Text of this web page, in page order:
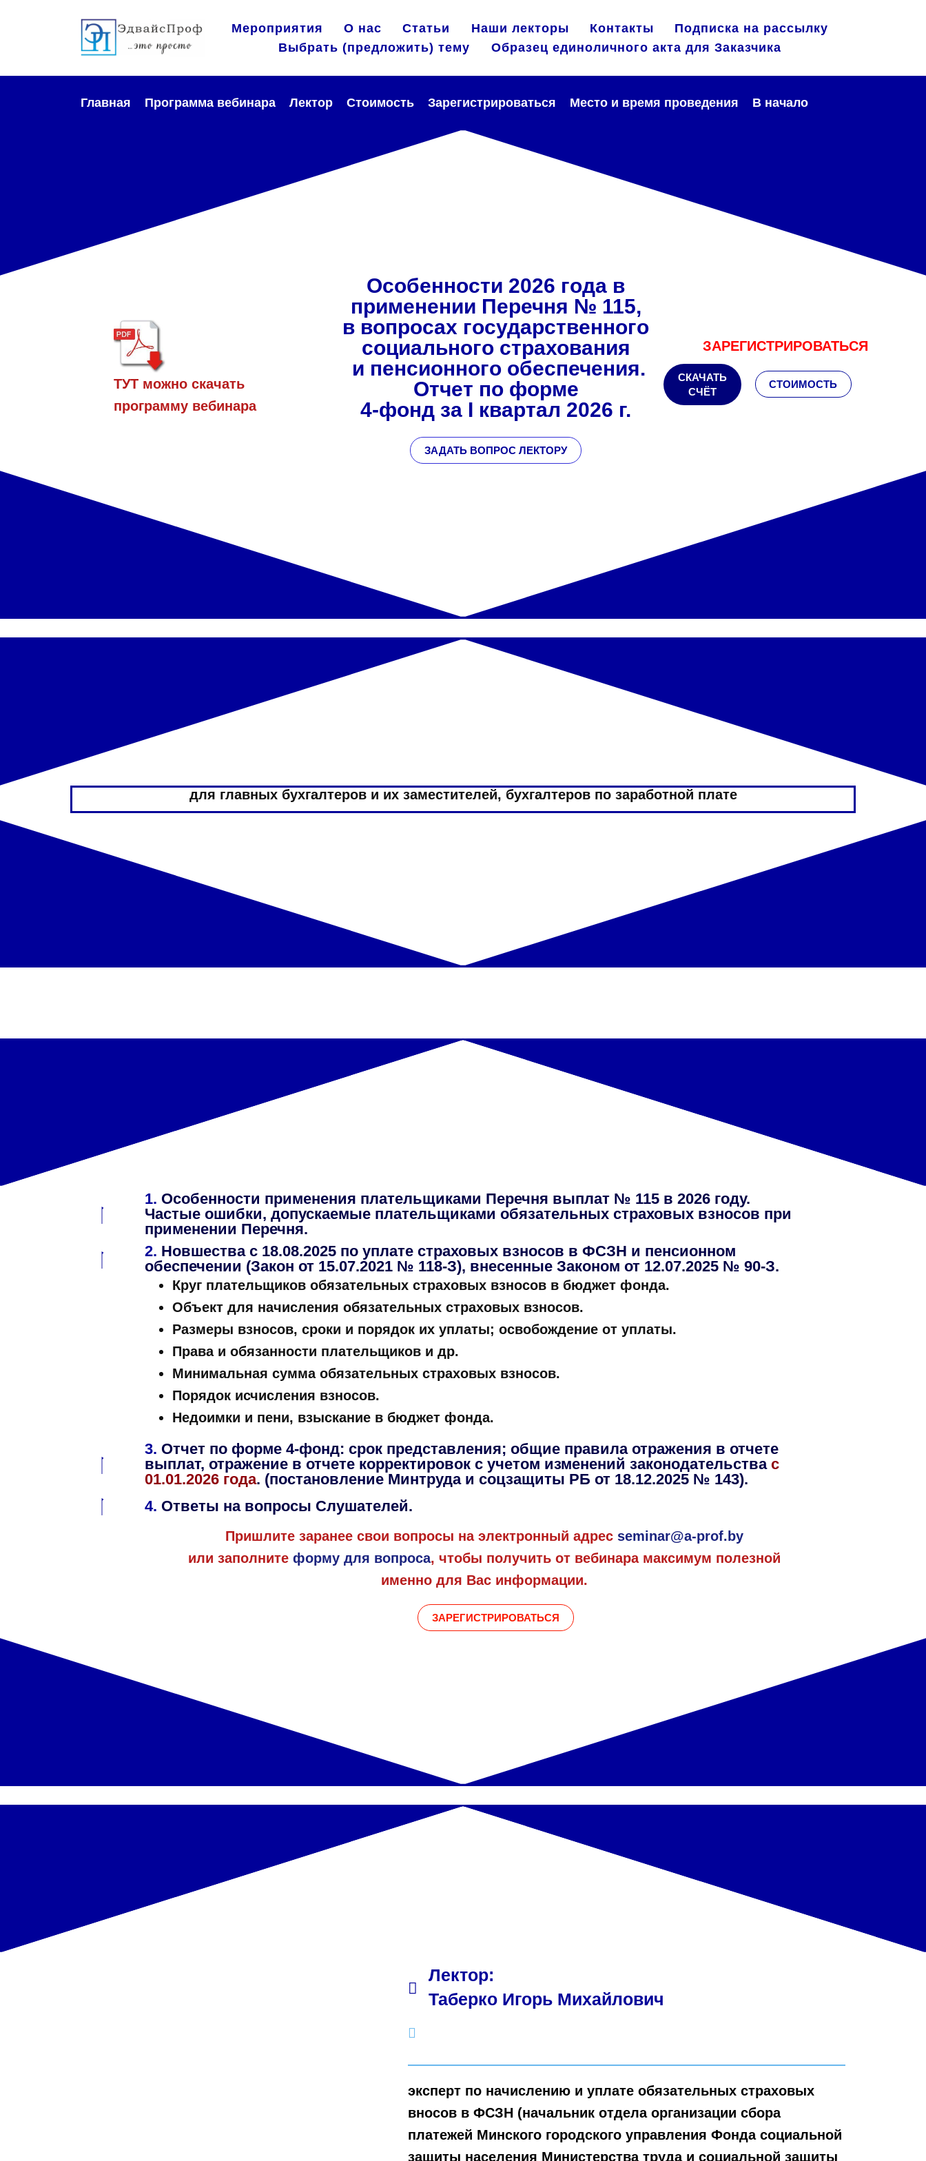
Мероприятия О нас Статьи Наши лекторы Контакты
Подписка на рассылку
Выбрать (предложить) тему
Образец единоличного акта для Заказчика
Главная Программа вебинара Лектор Стоимость Зарегистрироваться Место и время проведения В начало
ТУТ можно скачать
программу вебинара
Особенности 2026 года в
применении Перечня № 115,
в вопросах государственного
социального страхования
и пенсионного обеспечения.
Отчет по форме
4-фонд за I квартал 2026 г.
ЗАДАТЬ ВОПРОС ЛЕКТОРУ
ЗАРЕГИСТРИРОВАТЬСЯ
СКАЧАТЬ
СЧЁТ
СТОИМОСТЬ
для главных бухгалтеров и их заместителей, бухгалтеров по заработной плате
1. Особенности применения плательщиками Перечня выплат № 115 в 2026 году.
Частые ошибки, допускаемые плательщиками обязательных страховых взносов при
применении Перечня.
2. Новшества с 18.08.2025 по уплате страховых взносов в ФСЗН и пенсионном
обеспечении (Закон от 15.07.2021 № 118-З), внесенные Законом от 12.07.2025 № 90-З.
Круг плательщиков обязательных страховых взносов в бюджет фонда.
Объект для начисления обязательных страховых взносов.
Размеры взносов, сроки и порядок их уплаты; освобождение от уплаты.
Права и обязанности плательщиков и др.
Минимальная сумма обязательных страховых взносов.
Порядок исчисления взносов.
Недоимки и пени, взыскание в бюджет фонда.
3. Отчет по форме 4-фонд: срок представления; общие правила отражения в отчете
выплат, отражение в отчете корректировок с учетом изменений законодательства с
01.01.2026 года. (постановление Минтруда и соцзащиты РБ от 18.12.2025 № 143).
4. Ответы на вопросы Слушателей.
Пришлите заранее свои вопросы на электронный адрес seminar@a-prof.by
или заполнитеформу для вопроса, чтобы получить от вебинара максимум полезной
именно для Вас информации.
ЗАРЕГИСТРИРОВАТЬСЯ
Лектор:
Таберко Игорь Михайлович
эксперт по начислению и уплате обязательных страховых
вносов в ФСЗН (начальник отдела организации сбора
платежей Минского городского управления Фонда социальной
защиты населения Министерства труда и социальной защиты